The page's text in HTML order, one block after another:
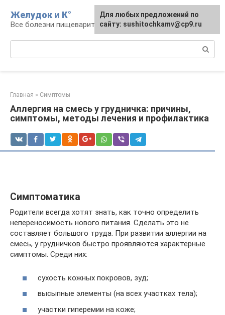
контенту
Желудок и К°
Все болезни пищеварительной системы
Главная » Симптомы
Аллергия на смесь у грудничка: причины,
симптомы, методы лечения и профилактика
Симптоматика
Родители всегда хотят знать, как точно определить
непереносимость нового питания. Сделать это не
составляет большого труда. При развитии аллергии на
смесь, у грудничков быстро проявляются характерные
симптомы. Среди них:
сухость кожных покровов, зуд;
высыпные элементы (на всех участках тела);
участки гиперемии на коже;
Для любых предложений по
сайту: podgeludka@cp9.ru
Для любых предложений по
сайту: sushitochkamv@cp9.ru